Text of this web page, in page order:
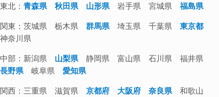
東北：青森県 秋田県 山形県岩手県 宮城県福島県
関東：茨城県 栃木県群馬県埼玉県 千葉県東京都
神奈川県
中部：新潟県 山梨県静岡県 富山県 石川県 福井県
長野県岐阜県愛知県
関西：三重県 滋賀県京都府 大阪府 奈良県和歌山